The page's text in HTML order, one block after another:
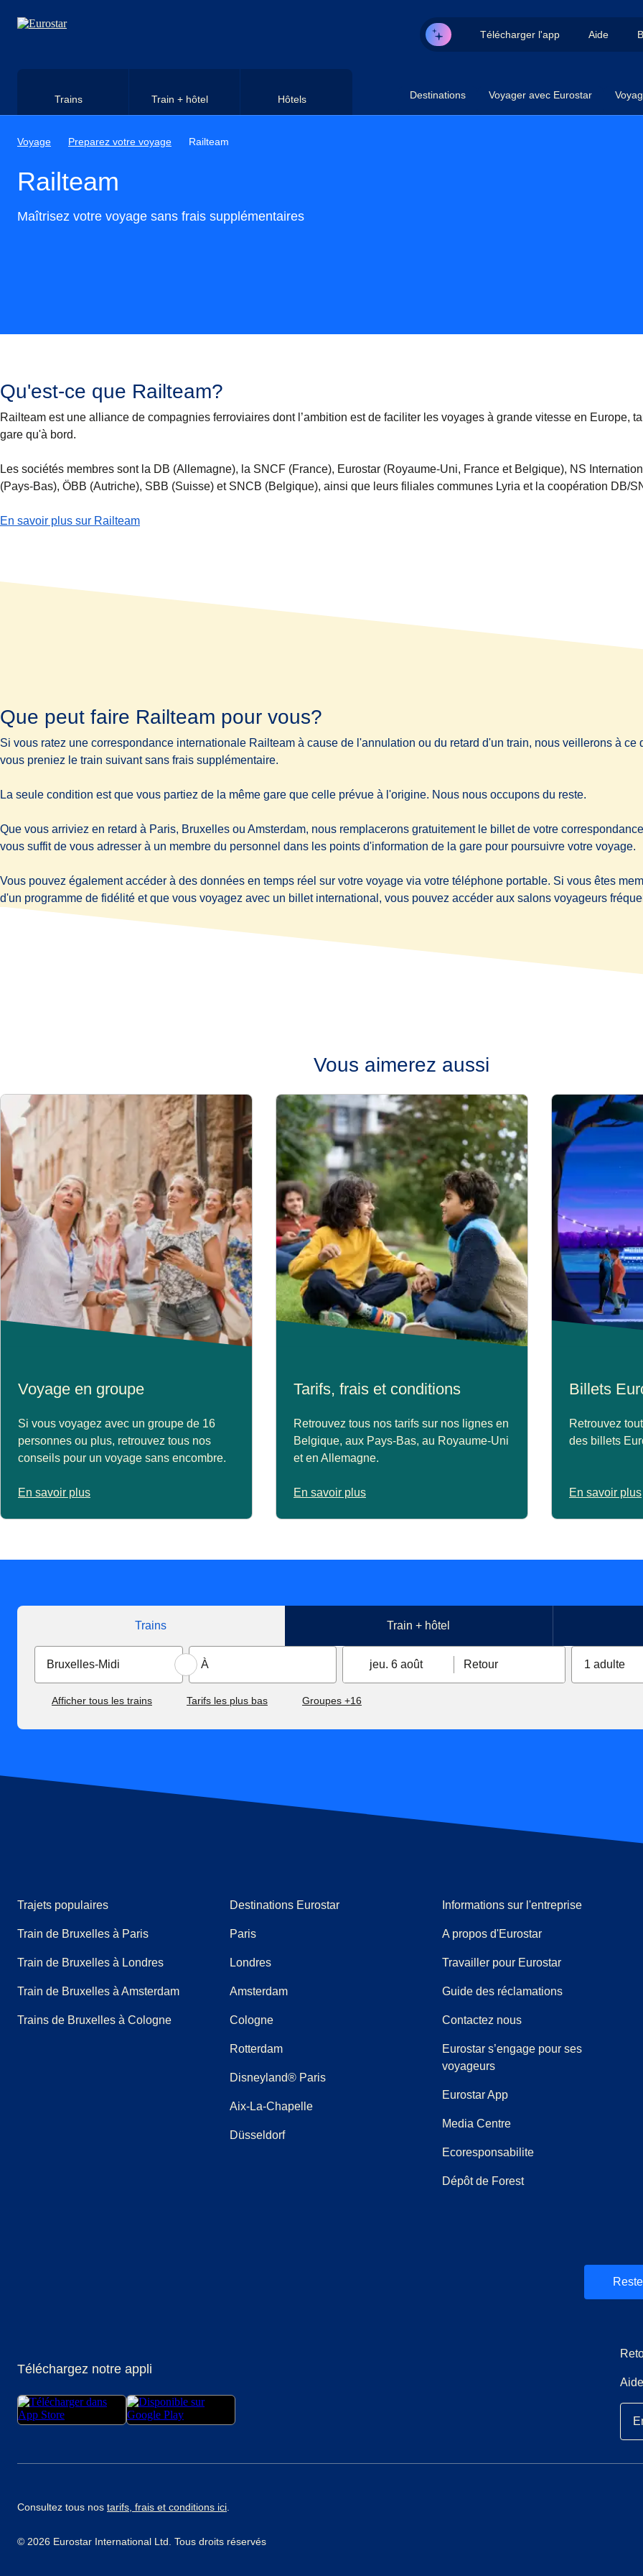
Télécharger l'app Aide
Trains Train + hôtel Hôtels Destinations Voyager avec Eurostar
Voyage Preparez votre voyage Railteam
Railteam
Maîtrisez votre voyage sans frais supplémentaires
Qu'est-ce que Railteam?
Railteam est une alliance de compagnies ferroviaires dont l’ambition est de faciliter les voyages à grande vitesse en Europe,
gare qu'à bord.
Les sociétés membres sont la DB (Allemagne), la SNCF (France), Eurostar (Royaume-Uni, France et Belgique), NS
(Pays-Bas), ÖBB (Autriche), SBB (Suisse) et SNCB (Belgique), ainsi que leurs filiales communes Lyria et la coopération DB/
En savoir plus sur Railteam(
Que peut faire Railteam pour vous?
Si vous ratez une correspondance internationale Railteam à cause de l'annulation ou du retard d'un train, nous veillerons à ce
vous preniez le train suivant sans frais supplémentaire.
La seule condition est que vous partiez de la même gare que celle prévue à l'origine. Nous nous occupons du reste.
Que vous arriviez en retard à Paris, Bruxelles ou Amsterdam, nous remplacerons gratuitement le billet de votre correspondance.
vous suffit de vous adresser à un membre du personnel dans les points d'information de la gare pour poursuivre votre voyage.
Vous pouvez également accéder à des données en temps réel sur votre voyage via votre téléphone portable. Si vous êtes
d'un programme de fidélité et que vous voyagez avec un billet international, vous pouvez accéder aux salons voyageurs
Vous aimerez aussi
Voyage en groupe
Si vous voyagez avec un groupe de 16
personnes ou plus, retrouvez tous nos
conseils pour un voyage sans encombre.
En savoir plus
Tarifs, frais et conditions
Retrouvez tous nos tarifs sur nos lignes en
Belgique, aux Pays-Bas, au Royaume-Uni
et en Allemagne.
En savoir plus
Billets
Retrouvez
des billets
En savoir plus
Trains Train + hôtel
jeu. 6 août Retour 1 adulte
Afficher tous les trains Tarifs les plus bas Groupes +16
Trajets populaires
Train de Bruxelles à Paris
Train de Bruxelles à Londres
Train de Bruxelles à Amsterdam
Trains de Bruxelles à Cologne
Destinations Eurostar
Paris
Londres
Amsterdam
Cologne
Rotterdam
Disneyland® Paris
Aix-La-Chapelle
Düsseldorf
Informations sur l'entreprise
A propos d'Eurostar
Travailler pour Eurostar
Guide des réclamations( Ouvre un
(
Contactez nous
Eurostar s’engage pour ses
voyageurs
Eurostar App
Media Centre(
Ecoresponsabilite
Dépôt de Forest
Téléchargez notre appli
Consultez tous nos tarifs, frais et conditions ici
© 2026 Eurostar International Ltd. Tous droits réservés